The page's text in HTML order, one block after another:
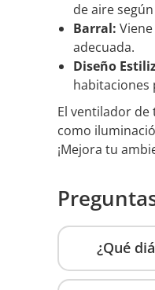
de aire
Barral:
adecuada.
Diseño
habitaciones
El ventilador
como
¡Mejora tu
¿Qué